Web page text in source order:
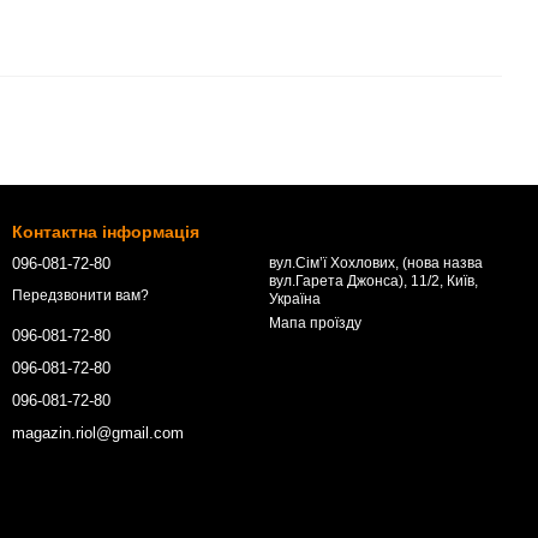
Контактна інформація
096-081-72-80
Передзвонити вам?
096-081-72-80
096-081-72-80
096-081-72-80
magazin.riol@gmail.com
вул.Сім’ї Хохлових, (нова назва
вул.Гарета Джонса), 11/2, Київ,
Україна
Мапа проїзду